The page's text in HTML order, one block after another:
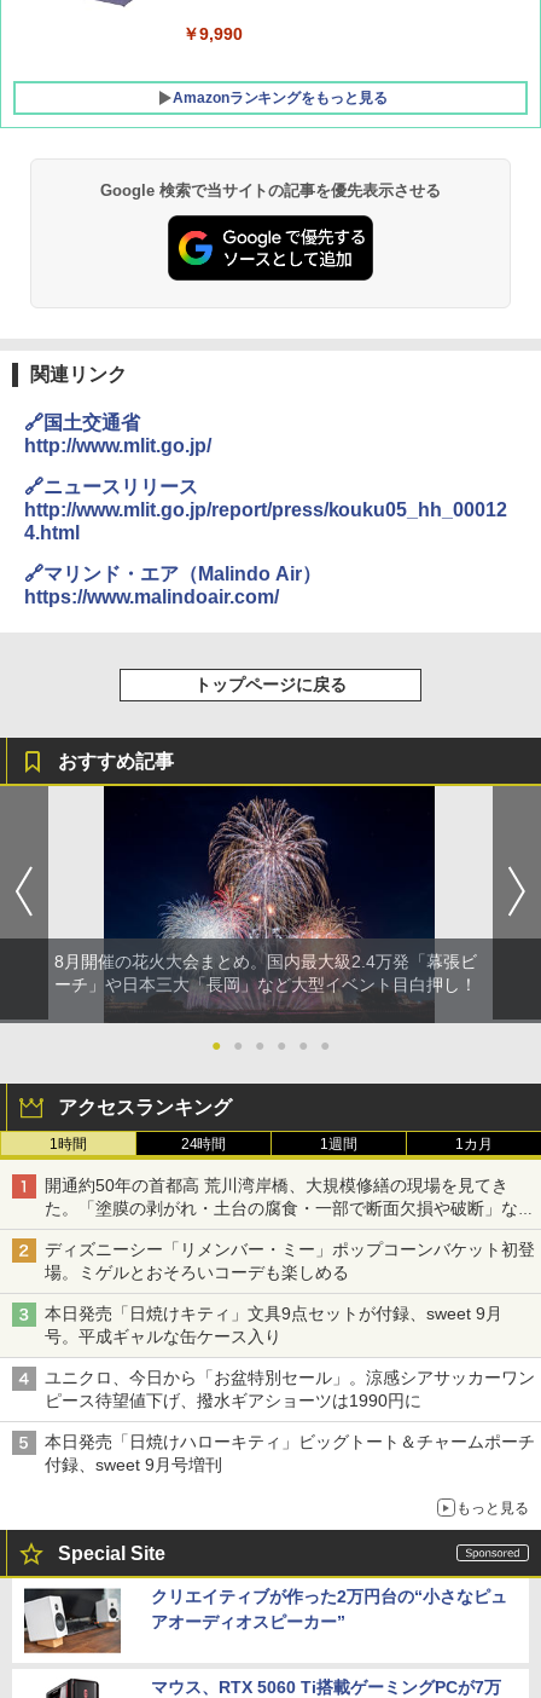
￥9,990
Amazonランキングをもっと見る
DEWEL パラソル 大型 ビーチ アウトドアパ
ラソル ガーデン サイトシート付 折りたたみ
防水 UVカット 4段階高さ調整 軽量 収納袋付
き
￥6,459
￥2,980
0ml（連続噴射30秒）110ml（連続噴射15
秒）射程5～10m 安全ロック搭載 携帯収納袋
付き ヒグマ・イノシシ対策 自治体・教育機
送
Across やわらか保冷剤 日本製 固まらない 1
1cm ソフト 2個セット (2個セット)
￥680
折りたたみ椅子 アウトドアチェア 伸縮式 キ
ャンプ椅子
￥1,380
Google 検索で当サイトの記事を優先表示させる
関連リンク
🔗国土交通省
http://www.mlit.go.jp/
🔗ニュースリリース
http://www.mlit.go.jp/report/press/kouku05_hh_00012
4.html
🔗マリンド・エア（Malindo Air）
https://www.malindoair.com/
トップページに戻る
おすすめ記事
8月開催の花火大会まとめ。国内最大級2.4万発「幕張ビ
ーチ」や日本三大「長岡」など大型イベント目白押し！
● ● ● ● ● ●
アクセスランキング
1時間 24時間 1週間 1カ月
開通約50年の首都高 荒川湾岸橋、大規模修繕の現場を見てき
た。「塗膜の剥がれ・土台の腐食・一部で断面欠損や破断」など
深刻な損傷、どう直す？
ディズニーシー「リメンバー・ミー」ポップコーンバケット初登
場。ミゲルとおそろいコーデも楽しめる
本日発売「日焼けキティ」文具9点セットが付録、sweet 9月
号。平成ギャルな缶ケース入り
ユニクロ、今日から「お盆特別セール」。涼感シアサッカーワン
ピース待望値下げ、撥水ギアショーツは1990円に
本日発売「日焼けハローキティ」ビッグトート＆チャームポーチ
付録、sweet 9月号増刊
もっと見る
Special Site
クリエイティブが作った2万円台の“小さなピュ
アオーディオスピーカー”
マウス、RTX 5060 Ti搭載ゲーミングPCが7万